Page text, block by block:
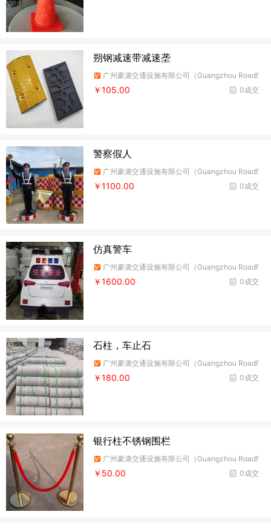
朔钢减速带减速垄
广州豪潞交通设施有限公司（Guangzhou Roadf
ire Traffic Facilities Co.,Ltd）
0成交
￥105.00
警察假人
广州豪潞交通设施有限公司（Guangzhou Roadf
ire Traffic Facilities Co.,Ltd）
0成交
￥1100.00
仿真警车
广州豪潞交通设施有限公司（Guangzhou Roadf
ire Traffic Facilities Co.,Ltd）
0成交
￥1600.00
石柱，车止石
广州豪潞交通设施有限公司（Guangzhou Roadf
ire Traffic Facilities Co.,Ltd）
0成交
￥180.00
银行柱不锈钢围栏
广州豪潞交通设施有限公司（Guangzhou Roadf
ire Traffic Facilities Co.,Ltd）
0成交
￥50.00